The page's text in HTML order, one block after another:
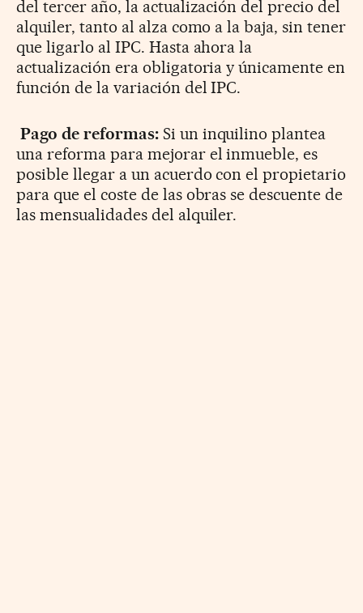
del tercer año, la actualización del precio del
alquiler, tanto al alza como a la baja, sin tener
que ligarlo al IPC. Hasta ahora la
actualización era obligatoria y únicamente en
función de la variación del IPC.
Pago de reformas: Si un inquilino plantea
una reforma para mejorar el inmueble, es
posible llegar a un acuerdo con el propietario
para que el coste de las obras se descuente de
las mensualidades del alquiler.